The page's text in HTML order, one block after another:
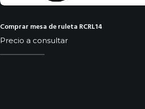
Comprar mesa de ruleta RCRL14
Precio a consultar